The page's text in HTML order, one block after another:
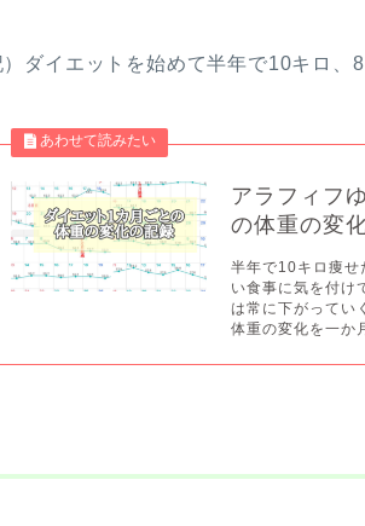
）ダイエットを始めて半年で10キロ
アラフィフ
の体重の変
半年で10キロ痩せ
い食事に気を付け
は常に下がってい
体重の変化を一か